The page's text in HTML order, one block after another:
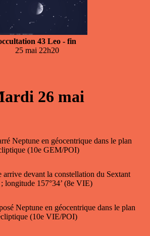
43 Leo - fin
25 mai 22h20
26 mai
Neptune en géocentrique dans le plan
(10e GEM/POI)
devant la constellation du Sextant
longitude 157°34’ (8e VIE)
Neptune en géocentrique dans le plan
(10e VIE/POI)